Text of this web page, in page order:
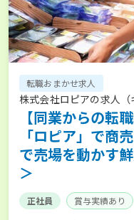
転職おまかせ求人
株式会社ロピアの求人（
【同業からの転
「ロピア」で商
で売場を動かす
＞
正社員 賞与実績あり